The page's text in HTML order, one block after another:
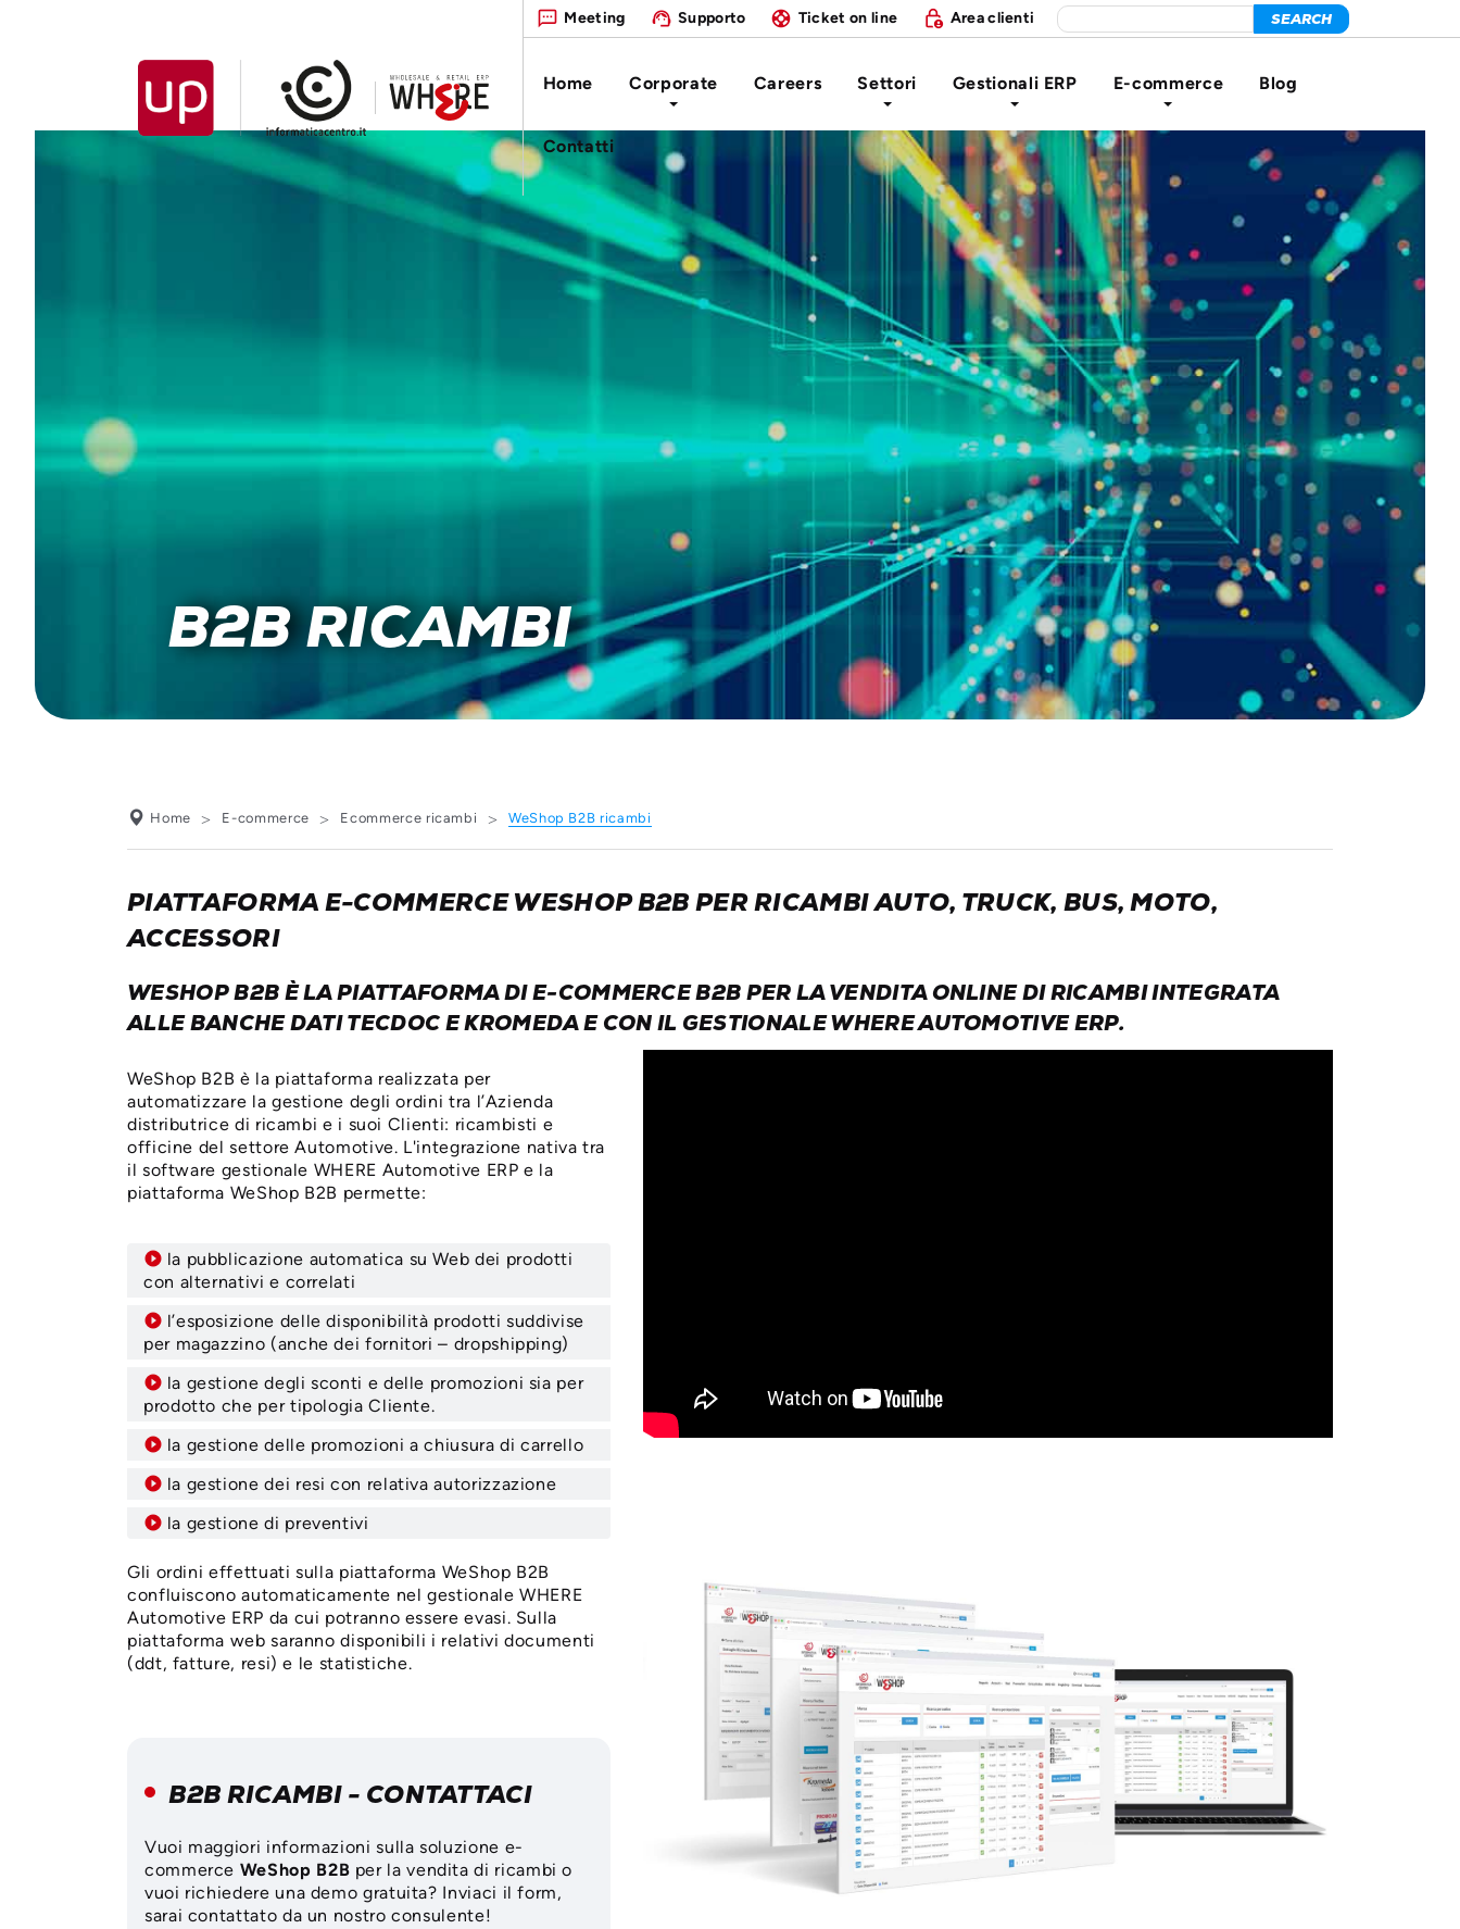
Meeting Supporto Ticket on line Area clienti
Home Corporate Careers Settori Gestionali ERP E-commerce Blog
Contatti
B2B RICAMBI
Home E-commerce Ecommerce ricambi WeShop B2B ricambi
PIATTAFORMA E-COMMERCE WESHOP B2B PER RICAMBI AUTO, TRUCK, BUS, MOTO,
ACCESSORI
WESHOP B2B È LA PIATTAFORMA DI E-COMMERCE B2B PER LA VENDITA ONLINE DI RICAMBI INTEGRATA
ALLE BANCHE DATI TECDOC E KROMEDA E CON IL GESTIONALE WHERE AUTOMOTIVE ERP.
WeShop B2B è la piattaforma realizzata per
automatizzare la gestione degli ordini tra l’Azienda
distributrice di ricambi e i suoi Clienti: ricambisti e
officine del settore Automotive. L'integrazione nativa tra
il software gestionale WHERE Automotive ERP e la
piattaforma WeShop B2B permette:
la pubblicazione automatica su Web dei prodotti
con alternativi e correlati
l’esposizione delle disponibilità prodotti suddivise
per magazzino (anche dei fornitori – dropshipping)
la gestione degli sconti e delle promozioni sia per
prodotto che per tipologia Cliente.
la gestione delle promozioni a chiusura di carrello
la gestione dei resi con relativa autorizzazione
la gestione di preventivi
Gli ordini effettuati sulla piattaforma WeShop B2B
confluiscono automaticamente nel gestionale WHERE
Automotive ERP da cui potranno essere evasi. Sulla
piattaforma web saranno disponibili i relativi documenti
(ddt, fatture, resi) e le statistiche.
B2B RICAMBI - CONTATTACI
Vuoi maggiori informazioni sulla soluzione e-
commerce WeShop B2B per la vendita di ricambi o
vuoi richiedere una demo gratuita? Inviaci il form,
sarai contattato da un nostro consulente!